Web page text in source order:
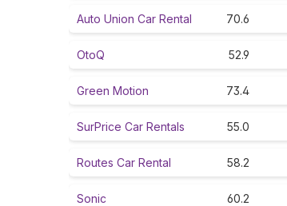
Auto Union Car Rental 70.6
OtoQ 52.9
Green Motion 73.4
SurPrice Car Rentals 55.0
Routes Car Rental 58.2
Sonic 60.2